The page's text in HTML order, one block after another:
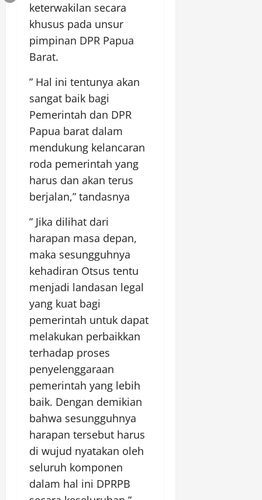
keterwakilan secara
khusus pada unsur
pimpinan DPR Papua
Barat.
” Hal ini tentunya akan
sangat baik bagi
Pemerintah dan DPR
Papua barat dalam
mendukung kelancaran
roda pemerintah yang
harus dan akan terus
berjalan,” tandasnya
” Jika dilihat dari
harapan masa depan,
maka sesungguhnya
kehadiran Otsus tentu
menjadi landasan legal
yang kuat bagi
pemerintah untuk dapat
melakukan perbaikkan
terhadap proses
penyelenggaraan
pemerintah yang lebih
baik. Dengan demikian
bahwa sesungguhnya
harapan tersebut harus
di wujud nyatakan oleh
seluruh komponen
dalam hal ini DPRPB